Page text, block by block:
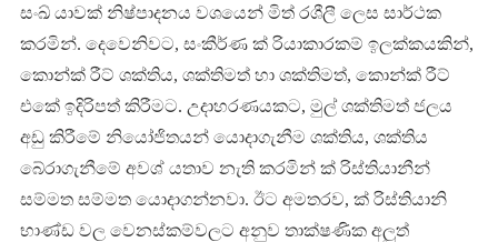
සංඛ් යාවක් නිෂ්පාදනය වශයෙන් මිත් රශීලී ලෙස සාර්ථක
කරමින්. දෙවෙනිවට, සංකීර්ණ ක් රියාකාරකම් ඉලක්කයකින්,
කොන්ක් රීට් ශක්තිය, ශක්තිමත් හා ශක්තිමත්, කොන්ක් රීට්
එකේ ඉදිරිපත් කිරීමට. උදාහරණයකට, මුල් ශක්තිමත් ජලය
අඩු කිරීමේ නියෝජිතයන් යොදාගැනීම ශක්තිය, ශක්තිය
බේරාගැනීමේ අවශ් යතාව නැති කරමින් ක් රිස්තියානීන්
සම්මත සම්මත යොදාගන්නවා. ඊට අමතරව, ක් රිස්තියානි
භාණ්ඩ වල වෙනස්කම්වලට අනුව තාක්ෂණික අලුත්